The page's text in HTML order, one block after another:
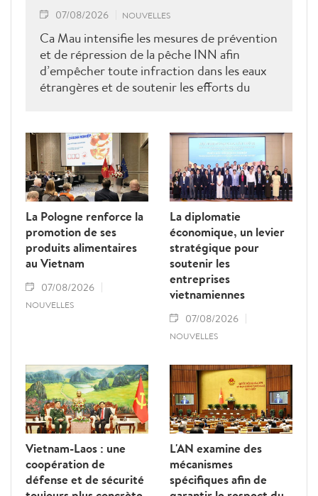
07/08/2026 NOUVELLES
Ca Mau intensifie les mesures de prévention
et de répression de la pêche INN afin
d’empêcher toute infraction dans les eaux
étrangères et de soutenir les efforts du
La Pologne renforce la
promotion de ses
produits alimentaires
au Vietnam
07/08/2026
NOUVELLES
La diplomatie
économique, un levier
stratégique pour
soutenir les
entreprises
vietnamiennes
07/08/2026
NOUVELLES
Vietnam-Laos : une
coopération de
défense et de sécurité
L'AN examine des
mécanismes
spécifiques afin de